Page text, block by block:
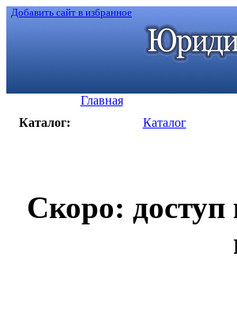
Добавить сайт в избранное
Главная
Каталог:
Каталог
Скоро: доступ